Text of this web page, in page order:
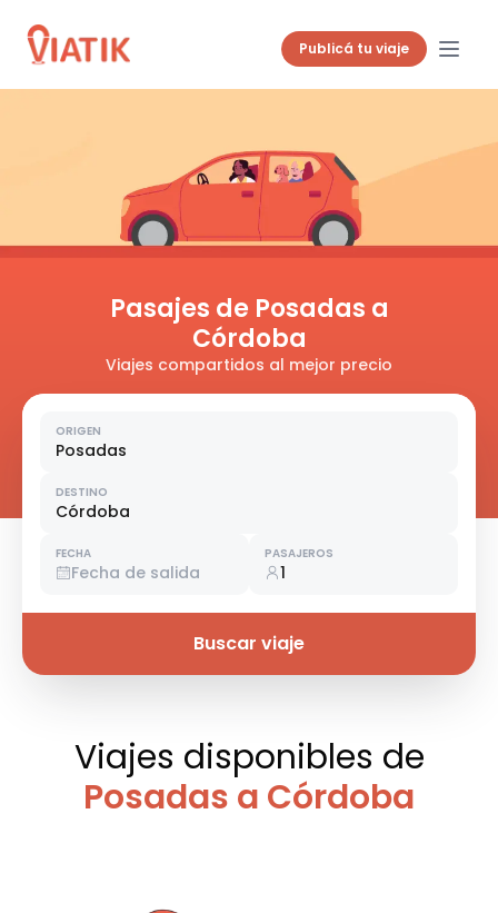
Publicá tu viaje
Pasajes de Posadas a
Córdoba
Viajes compartidos al mejor precio
ORIGEN
Posadas
DESTINO
Córdoba
FECHA
Fecha de salida
PASAJEROS
1
Buscar viaje
Viajes disponibles de
Posadas a Córdoba